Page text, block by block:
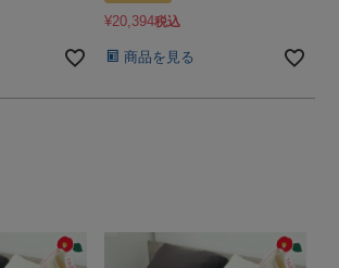
¥20,394税込
商品を見る